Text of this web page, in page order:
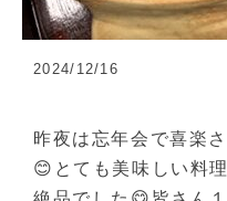
2024/12/16
昨夜は忘年会で喜楽
😊とても美味しい料